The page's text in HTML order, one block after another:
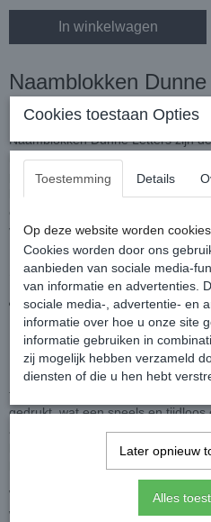
In winkelwagen
Naamblokken
Persoonlijk en Mooi
Naamblokken Dunne Letters zijn
babykamer. Deze mooi houten
personaliseren met de naam van
lettertype. Superleuk om neer te
commode, en perfect als uniek
van worden.
*** Geef hier boven in
aantal letters weer van
Naam op hout: stijlvol en
Met deze naamblokken geef je de
touch. Elke letter van de naam
gedrukt, wat een speels en
aantal letters aangeven in het
blokken zijn verkrijgbaar in vrijwel
Wil je een andere kleur of stijl?
we denken graag met je mee!
Cookies toestaan Opties
Toestemming Details
Op deze website worden
Cookies worden door ons
aanbieden van sociale media-
van informatie en advertenties.
sociale media-, advertentie- en
informatie over hoe u onze site
informatie gebruiken in
zij mogelijk hebben verzameld
diensten of die u hen hebt
Later opnieuw
Alles